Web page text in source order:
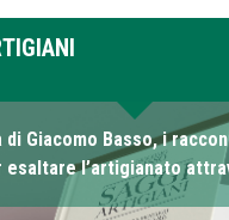
di Giacomo Basso, i
esaltare l’artigianato